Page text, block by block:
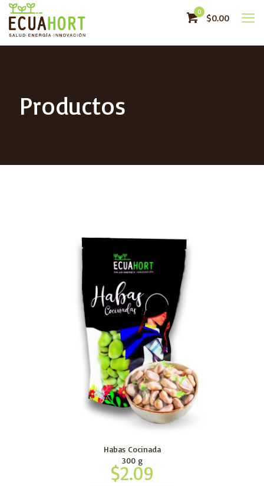
0 $0.00
Productos
Habas Cocinada
300 g
$2.09